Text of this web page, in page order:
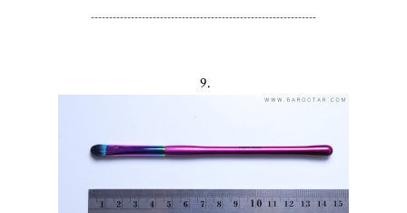
--------------------------------------------------------------
9.